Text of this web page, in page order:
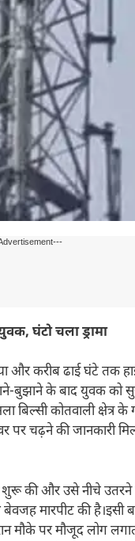
घंटो चला ड्रामा
करीब ढाई घंटे तक
के बाद युवक को
कोतवाली क्षेत्र के
पर चढ़ने की जानकारी
की और उसे नीचे उतरने
मारपीट की है।इसी
मौके पर मौजूद लोग